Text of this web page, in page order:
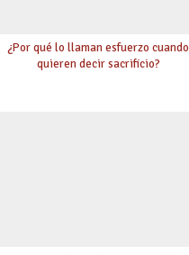
¿Por qué lo llaman esfuerzo cuando
quieren decir sacrificio?